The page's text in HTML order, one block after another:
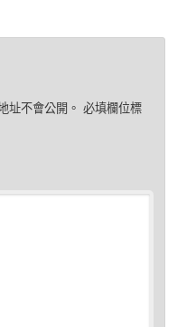
址不會公開。 必填欄位標